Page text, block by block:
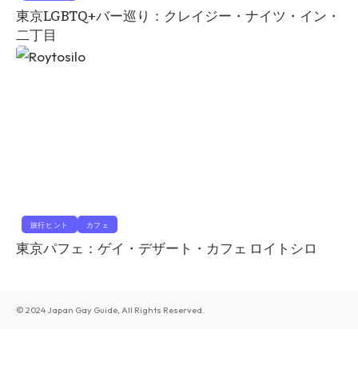
東京LGBTQ+バー巡り：クレイジー・ナイツ・イン・
二丁目
旅行ヒント カフェ
東京パフェ：ゲイ・デザート・カフェ ロイトシロ
© 2024 Japan Gay Guide, All Rights Reserved.